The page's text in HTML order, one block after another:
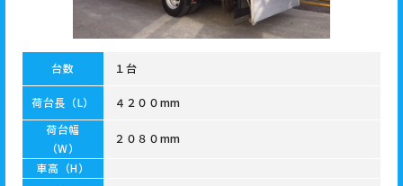
台数 １台
荷台長（L）
４２００mm
荷台幅
（W）
２０８０mm
車高（H）